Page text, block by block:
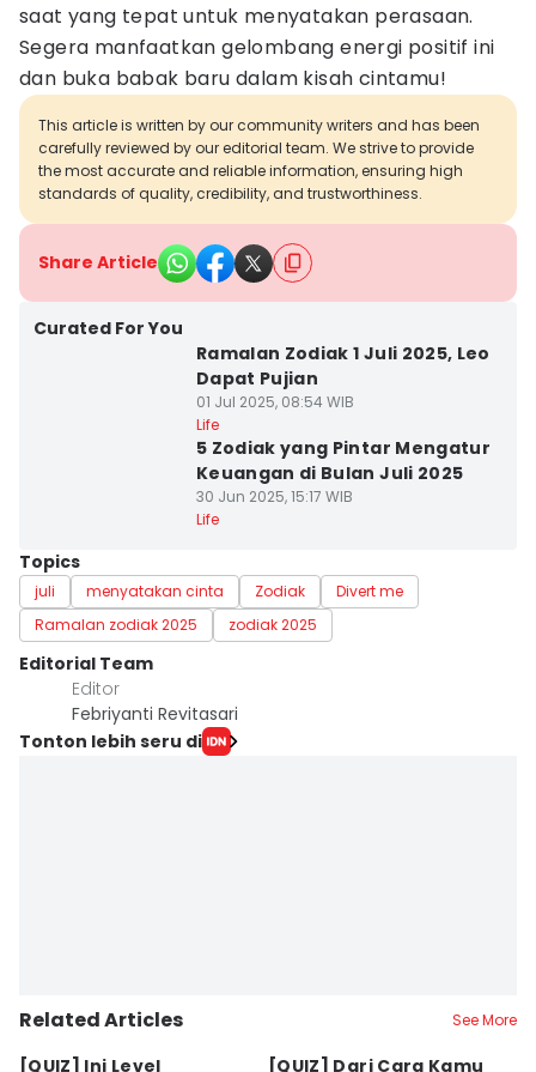
saat yang tepat untuk menyatakan perasaan.
Segera manfaatkan gelombang energi positif ini
dan buka babak baru dalam kisah cintamu!
This article is written by our community writers and has been
carefully reviewed by our editorial team. We strive to provide
the most accurate and reliable information, ensuring high
standards of quality, credibility, and trustworthiness.
Share Article
Curated For You
Ramalan Zodiak 1 Juli 2025, Leo
Dapat Pujian
01 Jul 2025, 08:54 WIB
Life
5 Zodiak yang Pintar Mengatur
Keuangan di Bulan Juli 2025
30 Jun 2025, 15:17 WIB
Life
Topics
juli menyatakan cinta Zodiak
Divert me
Ramalan zodiak 2025
zodiak 2025
Editorial Team
Editor
Febriyanti Revitasari
Tonton lebih seru di
Related Articles See More
[QUIZ] Ini Level
[QUIZ] Dari Cara Kamu